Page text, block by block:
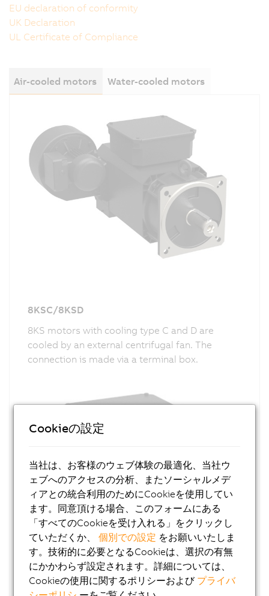
EU declaration of conformity
UK Declaration
UL Certificate of Compliance
Air-cooled motors Water-cooled motors
8KSC/8KSD
8KS motors with cooling type C and D are
cooled by an external centrifugal fan. The
connection is made via a terminal box.
Cookieの設定
当社は、お客様のウェブ体験の最適化、当社ウ
ェブへのアクセスの分析、またソーシャルメデ
ィアとの統合利用のためにCookieを使用してい
ます。同意頂ける場合、このフォームにある
「すべてのCookieを受け入れる」をクリックし
ていただくか、個別での設定 をお願いいたしま
す。技術的に必要となるCookieは、選択の有無
にかかわらず設定されます。詳細については、
Cookieの使用に関するポリシーおよび プライバ